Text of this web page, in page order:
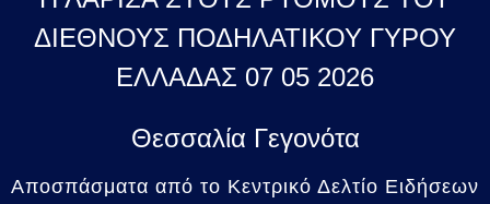
ΔΙΕΘΝΟΥΣ ΠΟΔΗΛΑΤΙΚΟΥ ΓΥΡΟΥ
ΕΛΛΑΔΑΣ 07 05 2026
Θεσσαλία Γεγονότα
Αποσπάσματα από το Κεντρικό Δελτίο Ειδήσεων